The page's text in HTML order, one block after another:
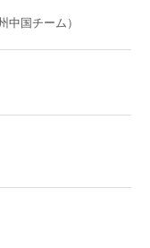
中国チーム）